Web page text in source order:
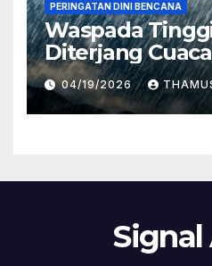
PERINGATAN DINI BENCANA
Waspada
Diterjang
Daftar Daerah
04/19/2026
Signal